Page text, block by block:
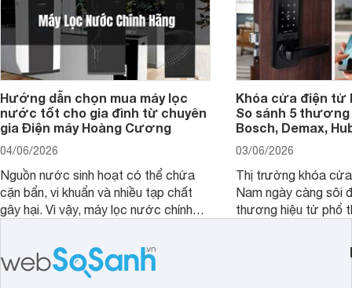
Hướng dẫn chọn mua máy lọc
nước tốt cho gia đình từ chuyên
gia Điện máy Hoàng Cương
04/06/2026
Nguồn nước sinh hoạt có thể chứa
cặn bẩn, vi khuẩn và nhiều tạp chất
gây hại. Vì vậy, máy lọc nước chính
sức khỏe và đảm bảo nguồn nước
sạch cho cả gia đình.
Khóa cửa điện tử
So sánh 5 thương
Bosch, Demax,
03/06/2026
Thị trường khóa
Nam ngày càng sôi
thương hiệu từ phổ
cửa điện tử hãng
sẽ so sánh 5